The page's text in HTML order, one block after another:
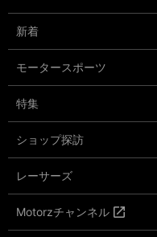
新着
モータースポーツ
特集
ショップ探訪
レーサーズ
Motorzチャンネル